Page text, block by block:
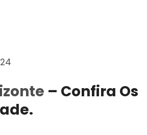
– Confira Os